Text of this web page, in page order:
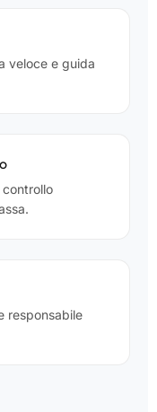
veloce e guida
responsabile